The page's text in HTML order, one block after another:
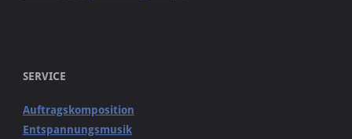
SERVICE
Auftragskomposition
Entspannungsmusik